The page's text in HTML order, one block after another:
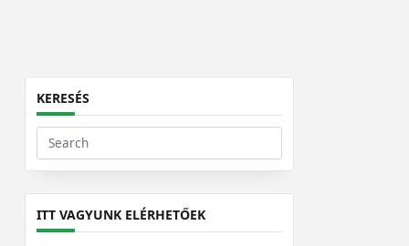
KERESÉS
Search
for:
ITT VAGYUNK ELÉRHETŐEK